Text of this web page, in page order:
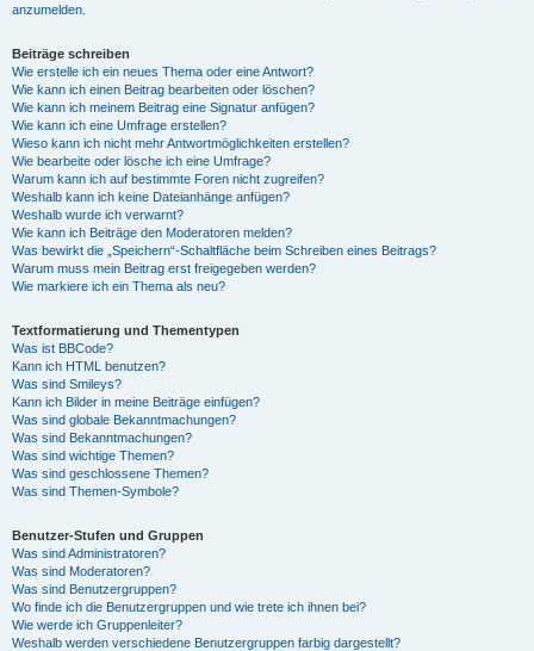
anzumelden.
Beiträge schreiben
Wie erstelle ich ein neues Thema oder eine Antwort?
Wie kann ich einen Beitrag bearbeiten oder löschen?
Wie kann ich meinem Beitrag eine Signatur anfügen?
Wie kann ich eine Umfrage erstellen?
Wieso kann ich nicht mehr Antwortmöglichkeiten erstellen?
Wie bearbeite oder lösche ich eine Umfrage?
Warum kann ich auf bestimmte Foren nicht zugreifen?
Weshalb kann ich keine Dateianhänge anfügen?
Weshalb wurde ich verwarnt?
Wie kann ich Beiträge den Moderatoren melden?
Was bewirkt die „Speichern“-Schaltfläche beim Schreiben eines Beitrags?
Warum muss mein Beitrag erst freigegeben werden?
Wie markiere ich ein Thema als neu?
Textformatierung und Thementypen
Was ist BBCode?
Kann ich HTML benutzen?
Was sind Smileys?
Kann ich Bilder in meine Beiträge einfügen?
Was sind globale Bekanntmachungen?
Was sind Bekanntmachungen?
Was sind wichtige Themen?
Was sind geschlossene Themen?
Was sind Themen-Symbole?
Benutzer-Stufen und Gruppen
Was sind Administratoren?
Was sind Moderatoren?
Was sind Benutzergruppen?
Wo finde ich die Benutzergruppen und wie trete ich ihnen bei?
Wie werde ich Gruppenleiter?
Weshalb werden verschiedene Benutzergruppen farbig dargestellt?